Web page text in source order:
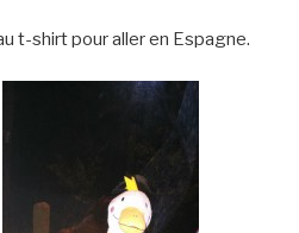
t-shirt pour aller en Espagne.